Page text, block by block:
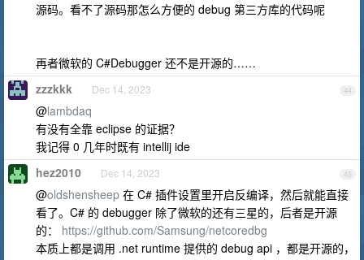
源码。看不了源码那怎么方便的 debug 第三方库的代码呢
再者微软的 C#Debugger 还不是开源的……
44
zzzkkk Dec 14, 2023
@lambdaq
有没有全靠 eclipse 的证据？
我记得 0 几年时既有 intellij ide
45
hez2010 Dec 14, 2023
@oldshensheep 在 C# 插件设置里开启反编译，然后就能直接
看了。C# 的 debugger 除了微软的还有三星的，后者是开源
的： https://github.com/Samsung/netcoredbg
本质上都是调用 .net runtime 提供的 debug api ，都是开源的，